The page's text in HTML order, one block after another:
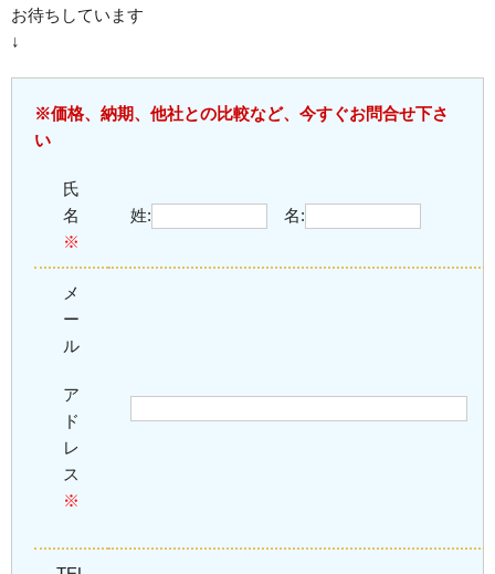
お待ちしています
↓
※価格、納期、他社との比較など、今すぐお問合せ下さ
い
氏
名
※
姓: 名:
メ
ー
ル
ア
ド
レ
ス
※